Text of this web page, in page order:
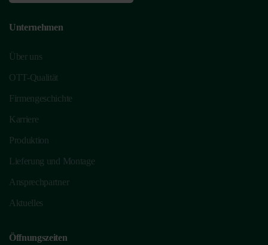
Unternehmen
Über uns
OTT-Qualität
Firmengeschichte
Karriere
Produktion
Lieferung und Montage
Ansprechpartner
Aktuelles
Öffnungszeiten